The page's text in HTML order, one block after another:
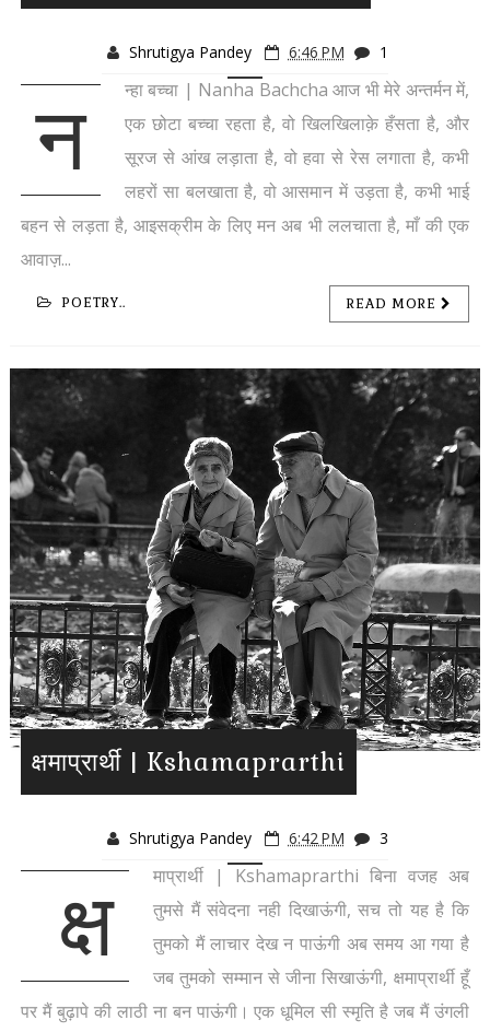
Shrutigya Pandey 6:46 PM 1
न
न्हा बच्चा | Nanha Bachcha आज भी मेरे अन्तर्मन में,
एक छोटा बच्चा रहता है, वो खिलखिलाक़े हँसता है, और
सूरज से आंख लड़ाता है, वो हवा से रेस लगाता है, कभी
लहरों सा बलखाता है, वो आसमान में उड़ता है, कभी भाई
बहन से लड़ता है, आइसक्रीम के लिए मन अब भी ललचाता है, माँ की एक
आवाज़...
POETRY.. READ MORE
क्षमाप्रार्थी | Kshamaprarthi
Shrutigya Pandey 6:42 PM 3
क्ष
माप्रार्थी | Kshamaprarthi बिना वजह अब
तुमसे मैं संवेदना नही दिखाऊंगी, सच तो यह है कि
तुमको मैं लाचार देख न पाऊंगी अब समय आ गया है
जब तुमको सम्मान से जीना सिखाऊंगी, क्षमाप्रार्थी हूँ
पर मैं बुढ़ापे की लाठी ना बन पाऊंगी। एक धूमिल सी स्मृति है जब मैं उंगली